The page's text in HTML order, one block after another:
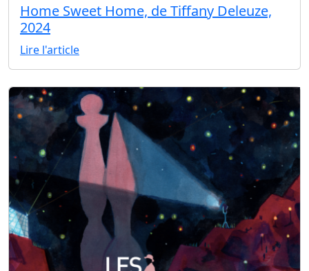
Home Sweet Home, de Tiffany Deleuze,
2024
Lire l'article